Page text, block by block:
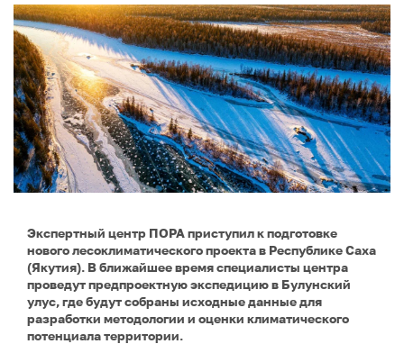
Экспертный центр ПОРА приступил к подготовке
нового лесоклиматического проекта в Республике Саха
(Якутия). В ближайшее время специалисты центра
проведут предпроектную экспедицию в Булунский
улус, где будут собраны исходные данные для
разработки методологии и оценки климатического
потенциала территории.